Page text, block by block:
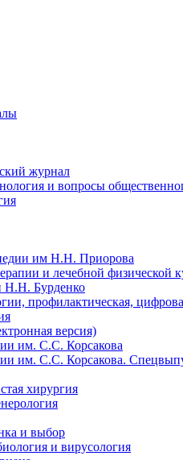
журнал
и вопросы
им Н.Н. Приорова
и лечебной физической
Н.Н. Бурденко
профилактическая,
версия)
им. С.С. Корсакова
им. С.С. Корсакова.
хирургия
и выбор
и вирусология